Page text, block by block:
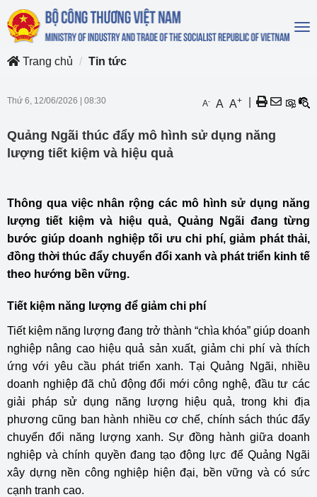
Trang chủ
Tin tức
Thứ 6, 12/06/2026 08:30 A- A A+
Quảng Ngãi thúc đẩy mô hình sử dụng năng
lượng tiết kiệm và hiệu quả
Thông qua việc nhân rộng các mô hình sử dụng năng
lượng tiết kiệm và hiệu quả, Quảng Ngãi đang từng
bước giúp doanh nghiệp tối ưu chi phí, giảm phát thải,
đồng thời thúc đẩy chuyển đổi xanh và phát triển kinh tế
theo hướng bền vững.
Tiết kiệm năng lượng để giảm chi phí
Tiết kiệm năng lượng đang trở thành “chìa khóa” giúp doanh
nghiệp nâng cao hiệu quả sản xuất, giảm chi phí và thích
ứng với yêu cầu phát triển xanh. Tại Quảng Ngãi, nhiều
doanh nghiệp đã chủ động đổi mới công nghệ, đầu tư các
giải pháp sử dụng năng lượng hiệu quả, trong khi địa
phương cũng ban hành nhiều cơ chế, chính sách thúc đẩy
chuyển đổi năng lượng xanh. Sự đồng hành giữa doanh
nghiệp và chính quyền đang tạo động lực để Quảng Ngãi
xây dựng nền công nghiệp hiện đại, bền vững và có sức
cạnh tranh cao.